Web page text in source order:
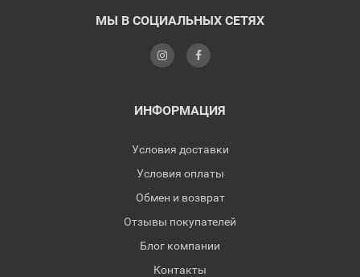
МЫ В СОЦИАЛЬНЫХ СЕТЯХ
ИНФОРМАЦИЯ
Условия доставки
Условия оплаты
Обмен и возврат
Отзывы покупателей
Блог компании
Контакты